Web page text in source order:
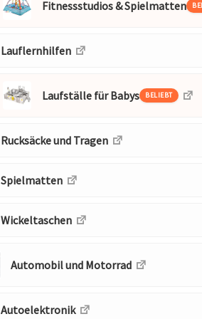
Fitnessstudios & Spielmatten
Lauflernhilfen
Laufställe für Babys BELIEBT
Rucksäcke und Tragen
Spielmatten
Wickeltaschen
Automobil und Motorrad
Autoelektronik